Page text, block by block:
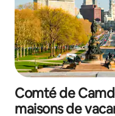
Comté de
maisons de